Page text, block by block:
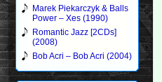
Marek Piekarczyk & Balls
Power – Xes (1990)
Romantic Jazz [2CDs]
(2008)
Bob Acri – Bob Acri (2004)